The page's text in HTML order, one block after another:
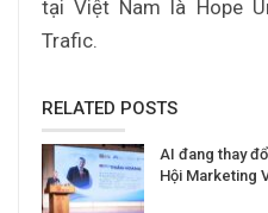
tại Việt Nam là Hope
Trafic.
RELATED POSTS
AI đang thay
Hội Marketing